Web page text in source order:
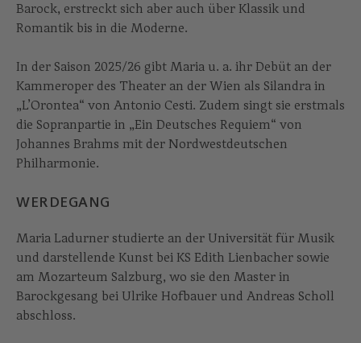
Barock, erstreckt sich aber auch über Klassik und
Romantik bis in die Moderne.
In der Saison 2025/26 gibt Maria u. a. ihr Debüt an der
Kammeroper des Theater an der Wien als Silandra in
„L’Orontea“ von Antonio Cesti. Zudem singt sie erstmals
die Sopranpartie in „Ein Deutsches Requiem“ von
Johannes Brahms mit der Nordwestdeutschen
Philharmonie.
WERDEGANG
Maria Ladurner studierte an der Universität für Musik
und darstellende Kunst bei KS Edith Lienbacher sowie
am Mozarteum Salzburg, wo sie den Master in
Barockgesang bei Ulrike Hofbauer und Andreas Scholl
abschloss.